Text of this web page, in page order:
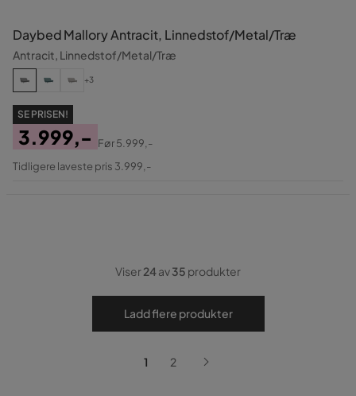
Daybed Mallory Antracit, Linnedstof/Metal/Træ
Antracit, Linnedstof/Metal/Træ
+3
SE PRISEN!
Pris
3.999,-
Original
Før5.999,-
Tidligere laveste pris 3.999,-
Viser24av35 produkter
Ladd flere produkter
1 2